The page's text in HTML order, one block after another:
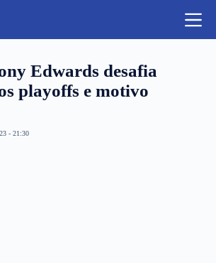
Edwards desafia
playoffs e motivo
- 21:30